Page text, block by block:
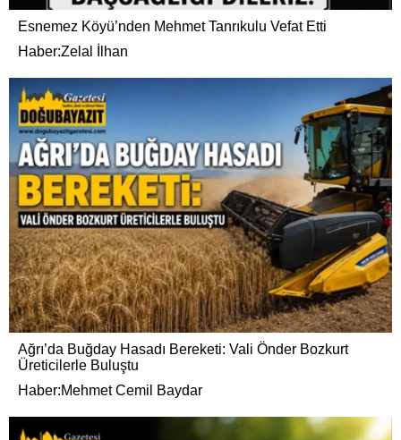
Esnemez Köyü’nden Mehmet Tanrıkulu Vefat Etti
Haber:Zelal İlhan
Ağrı’da Buğday Hasadı Bereketi: Vali Önder Bozkurt
Üreticilerle Buluştu
Haber:Mehmet Cemil Baydar